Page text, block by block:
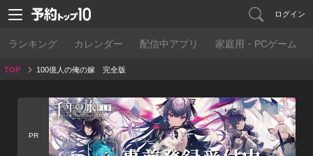
ログイン
ランキング カレンダー 配信中アプリ 家庭用・PCゲーム
TOP 100億人の俺の嫁 完全版
PR